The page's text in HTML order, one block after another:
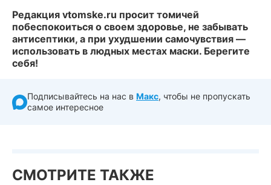
Редакция vtomske.ru просит томичей
побеспокоиться о своем здоровье, не забывать
антисептики, а при ухудшении самочувствия —
использовать в людных местах маски. Берегите
себя!
Подписывайтесь на нас в Макс, чтобы не пропускать
самое интересное
СМОТРИТЕ ТАКЖЕ